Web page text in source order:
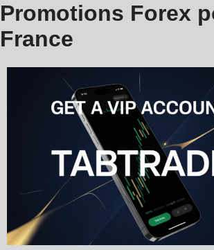
Promotions Forex
France